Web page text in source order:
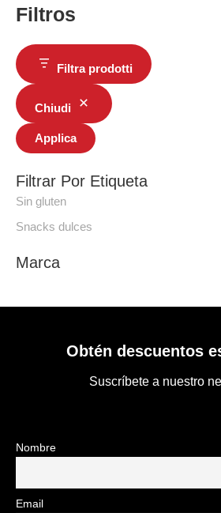
Filtros
Filtra prodotti
Chiudi
Applica
Filtrar Por Etiqueta
Sin gluten
Snacks dulces
Marca
Obtén descuentos
Suscríbete a nuestro
Nombre
Email